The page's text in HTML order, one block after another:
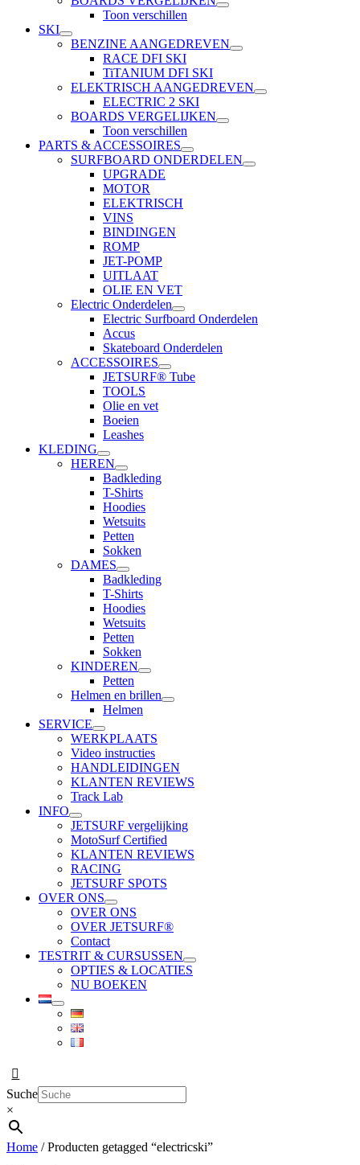
Toon verschillen
SKI
BENZINE AANGEDREVEN
RACE DFI SKI
TiTANIUM DFI SKI
ELEKTRISCH AANGEDREVEN
ELECTRIC 2 SKI
BOARDS VERGELIJKEN
Toon verschillen
PARTS & ACCESSOIRES
SURFBOARD ONDERDELEN
UPGRADE
MOTOR
ELEKTRISCH
VINS
BINDINGEN
ROMP
JET-POMP
UITLAAT
OLIE EN VET
Electric Onderdelen
Electric Surfboard Onderdelen
Accus
Skateboard Onderdelen
ACCESSOIRES
JETSURF® Tube
TOOLS
Olie en vet
Boeien
Leashes
KLEDING
HEREN
Badkleding
T-Shirts
Hoodies
Wetsuits
Petten
Sokken
DAMES
Badkleding
T-Shirts
Hoodies
Wetsuits
Petten
Sokken
KINDEREN
Petten
Helmen en brillen
Helmen
SERVICE
WERKPLAATS
Video instructies
HANDLEIDINGEN
KLANTEN REVIEWS
Track Lab
INFO
JETSURF vergelijking
MotoSurf Certified
KLANTEN REVIEWS
RACING
JETSURF SPOTS
OVER ONS
OVER ONS
OVER JETSURF®
Contact
TESTRIT & CURSUSSEN
OPTIES & LOCATIES
NU BOEKEN
Suche
×
Home / Producten getagged “electricski”